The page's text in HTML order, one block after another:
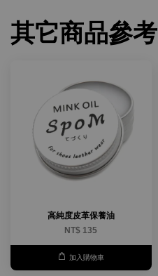
其它商品參考
高純度皮革保養油
NT$ 135
加入購物車